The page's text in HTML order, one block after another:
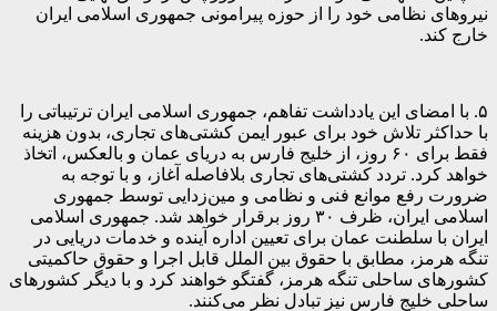
نیروهای نظامی خود را از حوزه پیرامونی جمهوری اسلامی ایران
خارج کند.
۵. با امضای این یادداشت تفاهم، جمهوری اسلامی ایران ترتیباتی را
با حداکثر تلاش خود برای عبور ایمن کشتی‌های تجاری، بدون هزینه
فقط برای ۶۰ روز، از خلیج فارس به دریای عمان و بالعکس، اتخاذ
خواهد کرد. تردد کشتی‌های تجاری بلافاصله آغاز، و با توجه به
ضرورت رفع موانع فنی و نظامی و مین‌زدایی توسط جمهوری
اسلامی ایران، ظرف ۳۰ روز برقرار خواهد شد. جمهوری اسلامی
ایران با سلطنت عمان برای تعیین اداره آینده و خدمات دریایی در
تنگه هرمز، مطابق با حقوق بین الملل قابل اجرا و حقوق حاکمیتی
کشورهای ساحلی تنگه هرمز، گفتگو خواهند کرد و با دیگر کشورهای
ساحلی خلیج فارس نیز تبادل نظر می‌کنند.